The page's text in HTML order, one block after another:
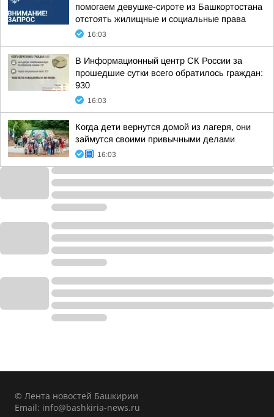
помогаем девушке-сироте из Башкортостана
отстоять жилищные и социальные права
16:03
В Информационный центр СК России за
прошедшие сутки всего обратилось граждан:
930
16:03
Когда дети вернутся домой из лагеря, они
займутся своими привычными делами
16:03
© Лента новостей Башкирии
Email: info@bashkiria-news.ru